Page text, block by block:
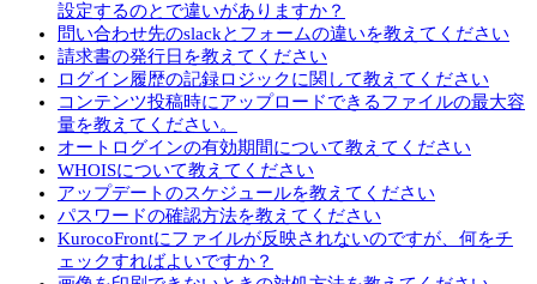
設定するのとで違いがありますか？
問い合わせ先のslackとフォームの違いを教えてください
請求書の発行日を教えてください
ログイン履歴の記録ロジックに関して教えてください
コンテンツ投稿時にアップロードできるファイルの最大容
量を教えてください。
オートログインの有効期間について教えてください
WHOISについて教えてください
アップデートのスケジュールを教えてください
パスワードの確認方法を教えてください
KurocoFrontにファイルが反映されないのですが、何をチ
ェックすればよいですか？